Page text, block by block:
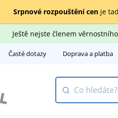
Srpnové rozpouštění cenje
Ještě nejste členem
Časté dotazy Doprava a platba